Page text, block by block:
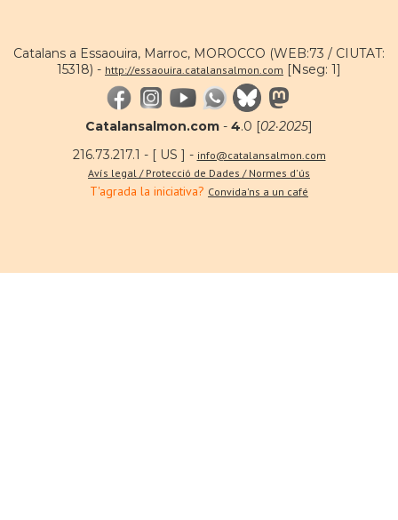
Catalans a Essaouira, Marroc, MOROCCO (WEB:73 / CIUTAT:
15318) - http://essaouira.catalansalmon.com [Nseg: 1]
Catalansalmon.com - 4.0 [02·2025]
216.73.217.1 - [ US ] - info@catalansalmon.com
Avís legal / Protecció de Dades / Normes d'ús
T'agrada la iniciativa? Convida'ns a un café